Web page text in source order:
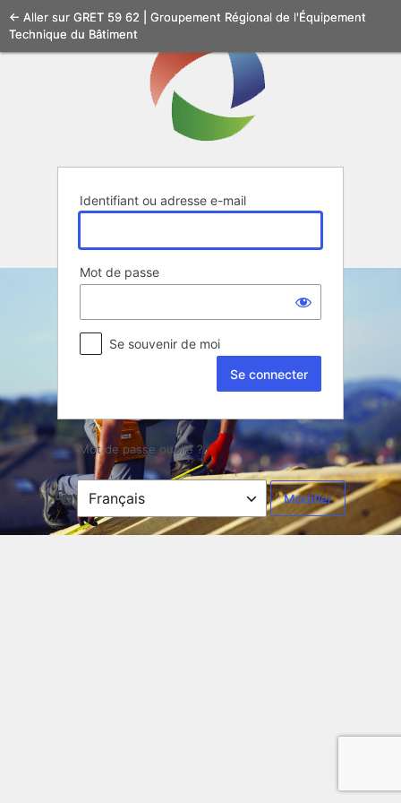
Se
connecter
Identifiant ou adresse e-mail
Mot de passe
Se souvenir de moi
Mot de passe oublié ?
← Aller sur GRET 59 62 | Groupement Régional de l'Équipement
Technique du Bâtiment
Langue